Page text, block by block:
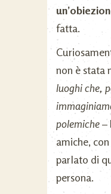
fatta.
non è stata
luoghi che,
polemiche–
amiche,
parlato di
persona.